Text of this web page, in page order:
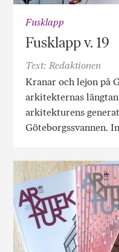
Fusklapp
Fusklapp v. 19
Text: Redaktionen
Kranar och lejon på
arkitekternas
arkitekturens
Göteborgssvannen.